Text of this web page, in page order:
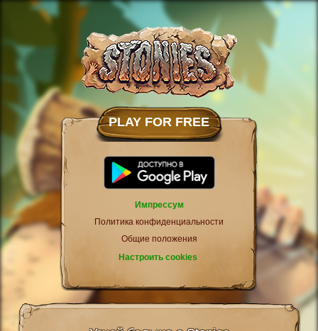
PLAY FOR FREE
Импрессум
Политика конфиденциальности
Общие положения
Настроить cookies